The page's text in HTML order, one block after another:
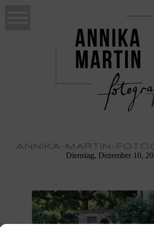
ANNIKA-MARTIN-
Dienstag, Dezember 10,